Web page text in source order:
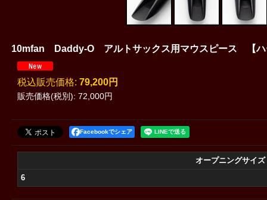
10mfan Daddy-O アルトサックス用マウスピース 【ハ
販売価格(税別): 72,000円
税込 : 79,200円
Facebookでシェア
オープニングサイズ
6